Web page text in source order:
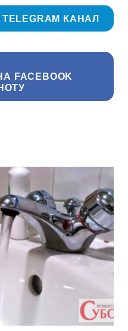
КАНАЛ
FACEBOOK